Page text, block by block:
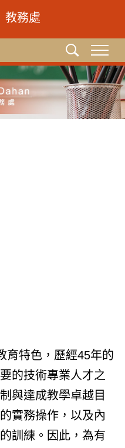
教務處
育特色，歷經45年的
的技術專業人才之
與達成教學卓越目
實務操作，以及內
訓練。因此，為有